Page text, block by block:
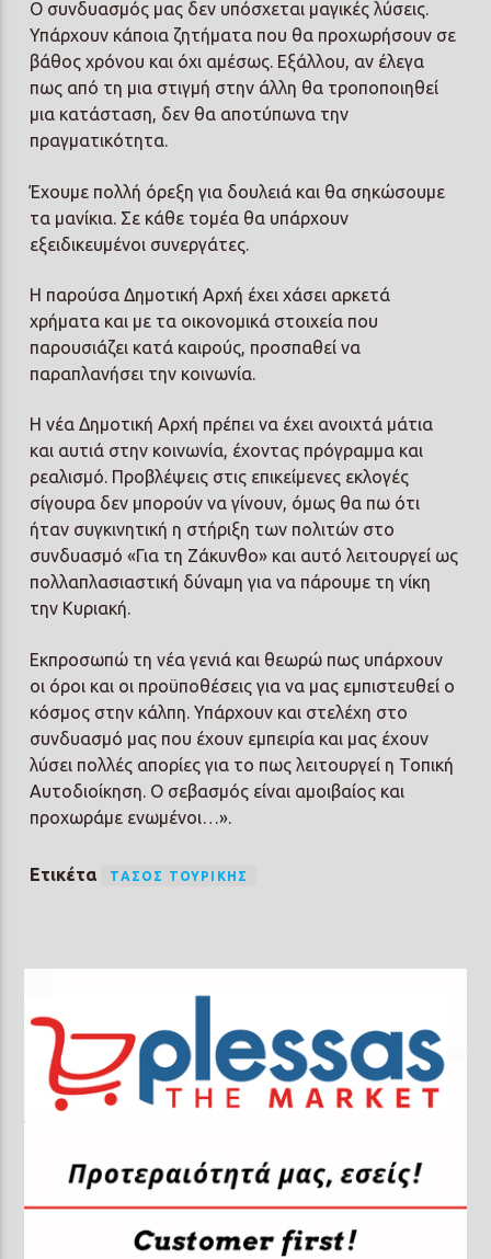
Ο συνδυασμός μας δεν υπόσχεται μαγικές λύσεις.
Υπάρχουν κάποια ζητήματα που θα προχωρήσουν σε
βάθος χρόνου και όχι αμέσως. Εξάλλου, αν έλεγα
πως από τη μια στιγμή στην άλλη θα τροποποιηθεί
μια κατάσταση, δεν θα αποτύπωνα την
πραγματικότητα.
Έχουμε πολλή όρεξη για δουλειά και θα σηκώσουμε
τα μανίκια. Σε κάθε τομέα θα υπάρχουν
εξειδικευμένοι συνεργάτες.
Η παρούσα Δημοτική Αρχή έχει χάσει αρκετά
χρήματα και με τα οικονομικά στοιχεία που
παρουσιάζει κατά καιρούς, προσπαθεί να
παραπλανήσει την κοινωνία.
Η νέα Δημοτική Αρχή πρέπει να έχει ανοιχτά μάτια
και αυτιά στην κοινωνία, έχοντας πρόγραμμα και
ρεαλισμό. Προβλέψεις στις επικείμενες εκλογές
σίγουρα δεν μπορούν να γίνουν, όμως θα πω ότι
ήταν συγκινητική η στήριξη των πολιτών στο
συνδυασμό «Για τη Ζάκυνθο» και αυτό λειτουργεί ως
πολλαπλασιαστική δύναμη για να πάρουμε τη νίκη
την Κυριακή.
Εκπροσωπώ τη νέα γενιά και θεωρώ πως υπάρχουν
οι όροι και οι προϋποθέσεις για να μας εμπιστευθεί ο
κόσμος στην κάλπη. Υπάρχουν και στελέχη στο
συνδυασμό μας που έχουν εμπειρία και μας έχουν
λύσει πολλές απορίες για το πως λειτουργεί η Τοπική
Αυτοδιοίκηση. Ο σεβασμός είναι αμοιβαίος και
προχωράμε ενωμένοι…».
Ετικέτα ΤΆΣΟΣ ΤΟΥΡΊΚΗΣ